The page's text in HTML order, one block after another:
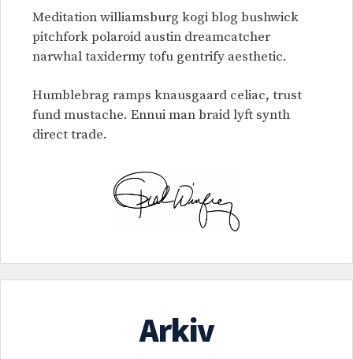
Meditation williamsburg kogi blog bushwick
pitchfork polaroid austin dreamcatcher
narwhal taxidermy tofu gentrify aesthetic.
Humblebrag ramps knausgaard celiac, trust
fund mustache. Ennui man braid lyft synth
direct trade.
Arkiv